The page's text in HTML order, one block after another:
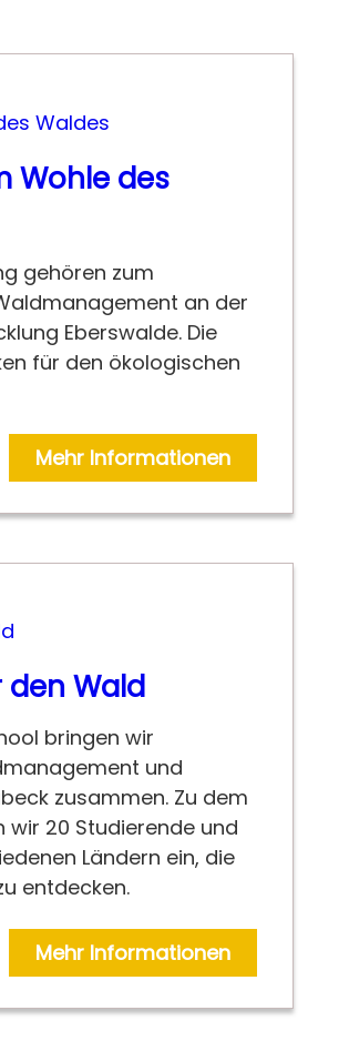
Wohle des
gehören zum
an der
Eberswalde. Die
für den ökologischen
Mehr Informationen
den Wald
bringen wir
und
zusammen. Zu dem
20 Studierende und
Ländern ein, die
entdecken.
Mehr Informationen